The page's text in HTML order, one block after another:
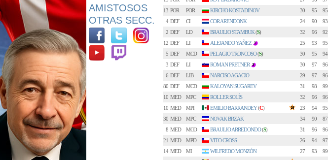
AMISTOSOS
OTRAS SECC.
13 POR POR KIRCHO KOSTADINOV 30 95 95
4 DEF CI COR ARENDONK 24 90 93
2 DEF LD BRAULIO STAMBUK(S) 32 96 92
12 DEF LI ALEJANDO YAÑEZ 1 25 93 95
5 DEF MCD PELAGIO TRONCOSO(S) 30 95 94
3 DEF LI ROMAN PRETNER 3 30 97 96
6 DEF LIB NARCISO AGACIO 29 97 96
80 DEF MCD KALOYAN SUGAREV 31 98 99
10 MED MPC ROLLER SOLÍS 32 96 96
10 MED MPI EMILIO BARRANDEY(C) 23 94 95
30 MED MPC NOVAK BRZAK 34 90 87
8 MED MCO BRAULIO ARREDONDO(S) 31 96 96
21 MED MPD VITO CROSS 26 94 97
14 MED MI WILFREDO MONZÓN 27 93 99